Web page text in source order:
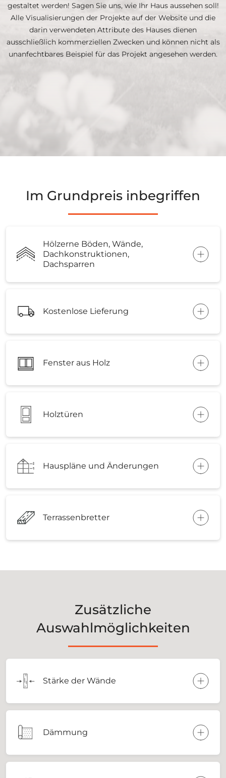
gestaltet werden! Sagen Sie uns, wie Ihr Haus aussehen soll!
Alle Visualisierungen der Projekte auf der Website und die
darin verwendeten Attribute des Hauses dienen
ausschließlich kommerziellen Zwecken und können nicht als
unanfechtbares Beispiel für das Projekt angesehen werden.
Im Grundpreis inbegriffen
Hölzerne Böden, Wände,
Dachkonstruktionen,
Dachsparren
Kostenlose Lieferung
Fenster aus Holz
Holztüren
Hauspläne und Änderungen
Terrassenbretter
Zusätzliche
Auswahlmöglichkeiten
Stärke der Wände
Dämmung